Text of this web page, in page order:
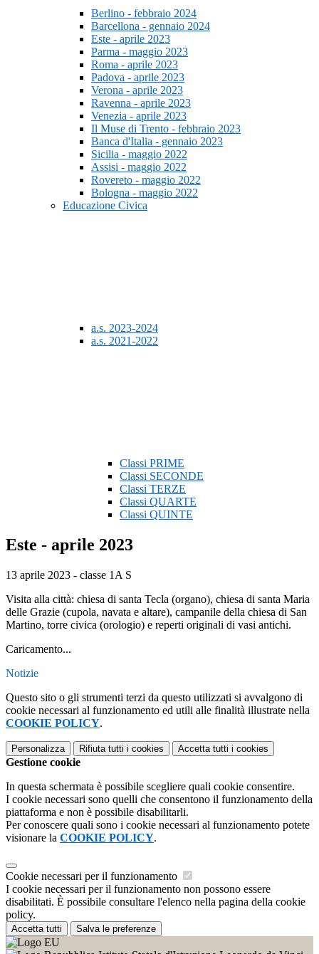
Berlino - febbraio 2024
Barcellona - gennaio 2024
Este - aprile 2023
Parma - maggio 2023
Roma - aprile 2023
Padova - aprile 2023
Verona - aprile 2023
Ravenna - aprile 2023
Venezia - aprile 2023
Il Muse di Trento - febbraio 2023
Banca d'Italia - gennaio 2023
Sicilia - maggio 2022
Assisi - maggio 2022
Rovereto - maggio 2022
Bologna - maggio 2022
Educazione Civica
a.s. 2023-2024
a.s. 2021-2022
Classi PRIME
Classi SECONDE
Classi TERZE
Classi QUARTE
Classi QUINTE
Este - aprile 2023
13 aprile 2023 - classe 1A S
Visita alla città: chiesa di santa Tecla (organo), chiesa di santa Maria
delle Grazie (cupola, navata e altare), campanile della chiesa di San
Martino, torre civica (orologio) e reperti originali di vasi antichi.
Caricamento...
Notizie
Questo sito o gli strumenti terzi da questo utilizzati si avvalgono di
cookie necessari al funzionamento ed utili alle finalità illustrate nella
COOKIE POLICY.
Personalizza Rifiuta tutti i cookies Accetta tutti i cookies
Gestione cookie
In questa schermata è possibile scegliere quali cookie consentire.
I cookie necessari sono quelli che consentono il funzionamento della
piattaforma e non è possibile disabilitarli.
Per conoscere quali sono i cookie necessari al funzionamento potete
visionare la COOKIE POLICY.
Cookie necessari per il funzionamento
I cookie necessari per il funzionamento non possono essere
disabilitati. È possibile consultare l'elenco nella pagina della cookie
policy.
Accetta tutti Salva le preferenze